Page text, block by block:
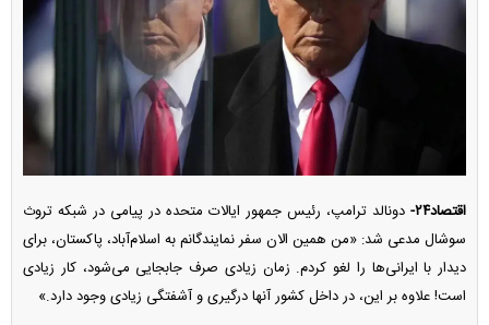
اقتصاد۲۴-
دونالد ترامپ، رئیس جمهور ایالات متحده در پیامی در شبکه تروث
سوشال مدعی شد: «من همین الان سفر نمایندگانم به اسلام‌آباد، پاکستان، برای
دیدار با ایرانی‌ها را لغو کردم. زمان زیادی صرف جابجایی می‌شود، کار زیادی
است! علاوه بر این، در داخل کشور آنها درگیری و آشفتگی زیادی وجود دارد.»